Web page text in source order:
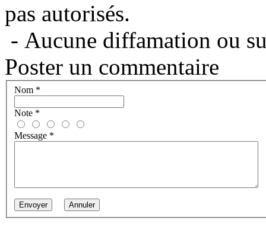
pas autorisés.
- Aucune diffamation ou
Poster un commentaire
Nom *
Note *
Message *